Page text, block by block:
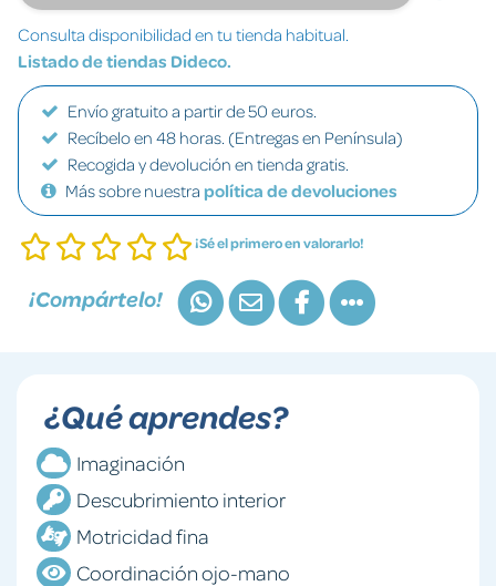
Consulta disponibilidad en tu tienda habitual.
Listado de tiendas Dideco.
Envío gratuito a partir de 50 euros.
Recíbelo en 48 horas. (Entregas en Península)
Recogida y devolución en tienda gratis.
Más sobre nuestra política de devoluciones
¡Sé el primero en valorarlo!
¡Compártelo!
¿Qué aprendes?
Imaginación
Descubrimiento interior
Motricidad fina
Coordinación ojo-mano